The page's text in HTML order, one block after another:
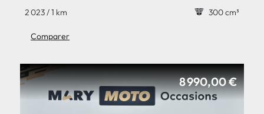
2 023 / 1 km 300 cm³
Comparer
8 990,00 €